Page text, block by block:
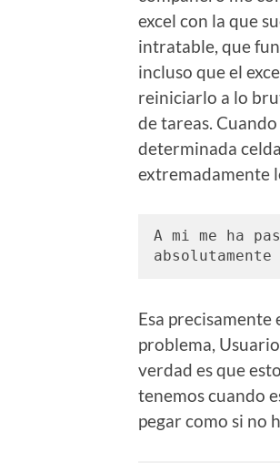
excel con la que
intratable, que
incluso que el
reiniciarlo a lo
de tareas.
determinada
extremadamente
A mi me ha
Esa
problema,
verdad es que
tenemos cuando
pegar como si no